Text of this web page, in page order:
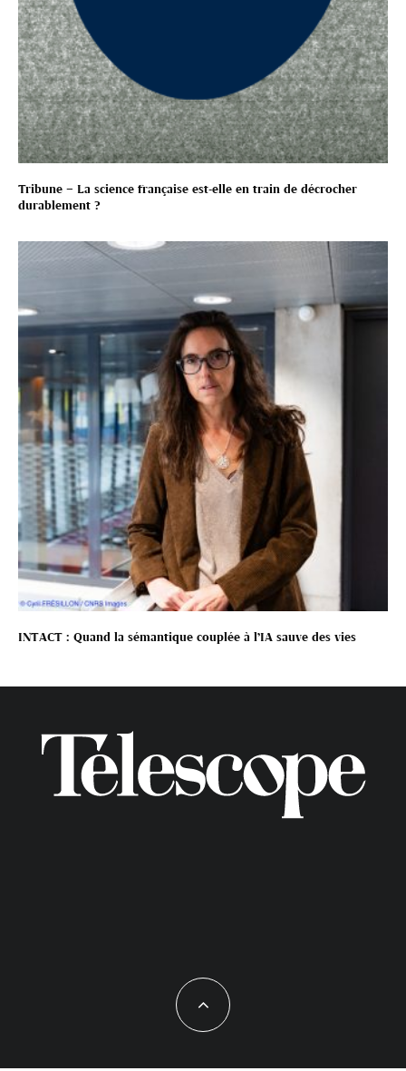
Tribune – La science française est-elle en train de décrocher
durablement ?
INTACT : Quand la sémantique couplée à l’IA sauve des vies